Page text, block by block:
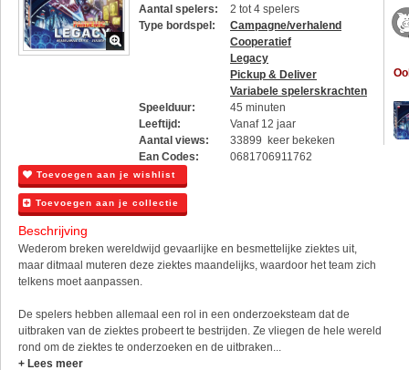
Aantal spelers:
2 tot 4 spelers
Type bordspel:
Campagne/verhalend
Cooperatief
Legacy
Pickup & Deliver
Variabele spelerskrachten
Speelduur:
45 minuten
Leeftijd:
Vanaf 12 jaar
Aantal views:
33899 keer bekeken
Ean Codes:
0681706911762
Toevoegen aan je wishlist
Toevoegen aan je collectie
Beschrijving
Wederom breken wereldwijd gevaarlijke en besmettelijke ziektes uit,
maar ditmaal muteren deze ziektes maandelijks, waardoor het team zich
telkens moet aanpassen.
De spelers hebben allemaal een rol in een onderzoeksteam dat de
uitbraken van de ziektes probeert te bestrijden. Ze vliegen de hele wereld
rond om de ziektes te onderzoeken en de uitbraken...
+ Lees meer